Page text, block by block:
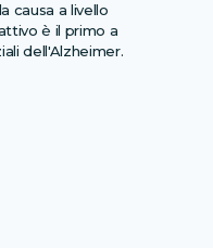
causa a livello
è il primo a
dell'Alzheimer.